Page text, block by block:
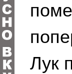
Лук